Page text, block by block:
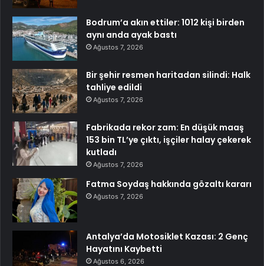
Bodrum’a akın ettiler: 1012 kişi birden
aynı anda ayak bastı
Ağustos 7, 2026
Bir şehir resmen haritadan silindi: Halk
tahliye edildi
Ağustos 7, 2026
Fabrikada rekor zam: En düşük maaş
153 bin TL’ye çıktı, işçiler halay çekerek
kutladı
Ağustos 7, 2026
Fatma Soydaş hakkında gözaltı kararı
Ağustos 7, 2026
Antalya’da Motosiklet Kazası: 2 Genç
Hayatını Kaybetti
Ağustos 6, 2026